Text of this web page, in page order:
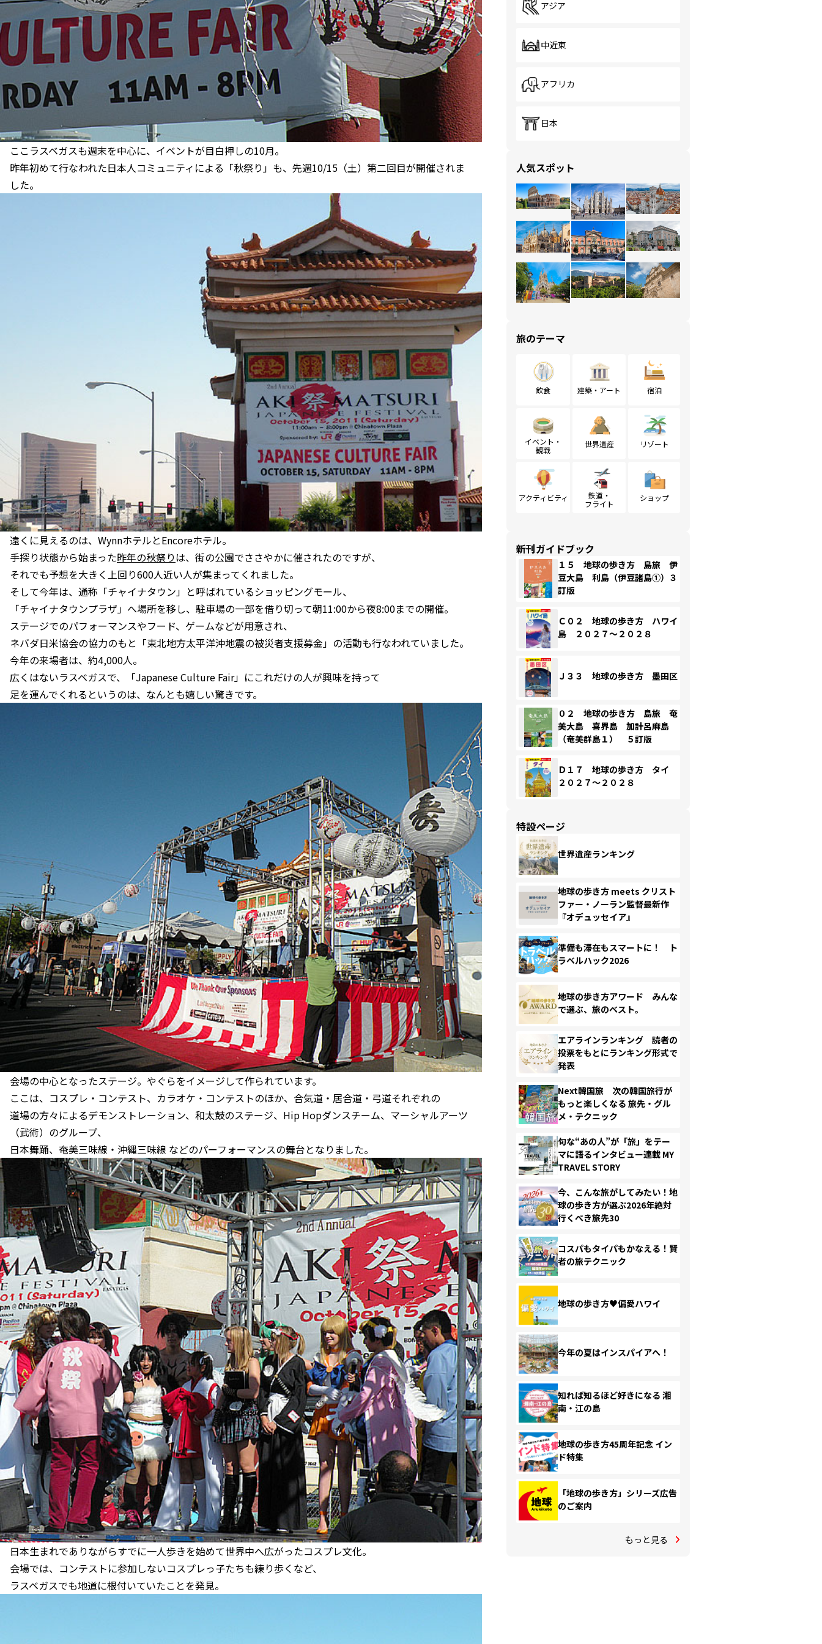
ここラスベガスも週末を中心に、イベントが目白押しの10月。
昨年初めて行なわれた日本人コミュニティによる「秋祭り」も、先週10/15（土）第二回目が開催されま
した。
遠くに見えるのは、WynnホテルとEncoreホテル。
手探り状態から始まった昨年の秋祭りは、街の公園でささやかに催されたのですが、
それでも予想を大きく上回り600人近い人が集まってくれました。
そして今年は、通称「チャイナタウン」と呼ばれているショッピングモール、
「チャイナタウンプラザ」へ場所を移し、駐車場の一部を借り切って朝11:00から夜8:00までの開催。
ステージでのパフォーマンスやフード、ゲームなどが用意され、
ネバダ日米協会の協力のもと「東北地方太平洋沖地震の被災者支援募金」の活動も行なわれていました。
今年の来場者は、約4,000人。
広くはないラスベガスで、「Japanese Culture Fair」にこれだけの人が興味を持って
足を運んでくれるというのは、なんとも嬉しい驚きです。
会場の中心となったステージ。やぐらをイメージして作られています。
ここは、コスプレ・コンテスト、カラオケ・コンテストのほか、合気道・居合道・弓道それぞれの
道場の方々によるデモンストレーション、和太鼓のステージ、Hip Hopダンスチーム、マーシャルアーツ
（武術）のグループ、
日本舞踊、奄美三味線・沖縄三味線 などのパーフォーマンスの舞台となりました。
日本生まれでありながらすでに一人歩きを始めて世界中へ広がったコスプレ文化。
会場では、コンテストに参加しないコスプレっ子たちも練り歩くなど、
ラスベガスでも地道に根付いていたことを発見。
アジア
中近東
アフリカ
日本
人気スポット
旅のテーマ
飲食 建築・アート 宿泊
イベント・
観戦
世界遺産 リゾート
アクティビティ
鉄道・
フライト
ショップ
新刊ガイドブック
１５ 地球の歩き方 島旅 伊
豆大島 利島（伊豆諸島①）３
訂版
Ｃ０２ 地球の歩き方 ハワイ
島 ２０２７～２０２８
Ｊ３３ 地球の歩き方 墨田区
０２ 地球の歩き方 島旅 奄
美大島 喜界島 加計呂麻島
（奄美群島１） ５訂版
Ｄ１７ 地球の歩き方 タイ
２０２７～２０２８
特設ページ
世界遺産ランキング
地球の歩き方 meets クリスト
ファー・ノーラン監督最新作
『オデュッセイア』
準備も滞在もスマートに！ ト
ラベルハック2026
地球の歩き方アワード みんな
で選ぶ、旅のベスト。
エアラインランキング 読者の
投票をもとにランキング形式で
発表
Next韓国旅 次の韓国旅行が
もっと楽しくなる 旅先・グル
メ・テクニック
旬な“あの人”が「旅」をテー
マに語るインタビュー連載 MY
TRAVEL STORY
今、こんな旅がしてみたい！地
球の歩き方が選ぶ2026年絶対
行くべき旅先30
コスパもタイパもかなえる！賢
者の旅テクニック
地球の歩き方♥偏愛ハワイ
今年の夏はインスパイアへ！
知れば知るほど好きになる 湘
南・江の島
地球の歩き方45周年記念 イン
ド特集
「地球の歩き方」シリーズ広告
のご案内
もっと見る